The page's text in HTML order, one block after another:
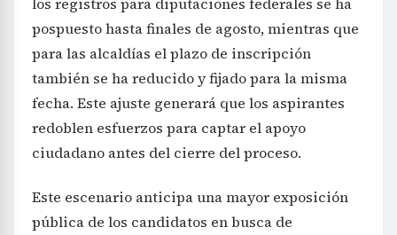
pospuesto hasta finales de agosto, mientras que
para las alcaldías el plazo de inscripción
también se ha reducido y fijado para la misma
fecha. Este ajuste generará que los aspirantes
redoblen esfuerzos para captar el apoyo
ciudadano antes del cierre del proceso.
Este escenario anticipa una mayor exposición
pública de los candidatos en busca de